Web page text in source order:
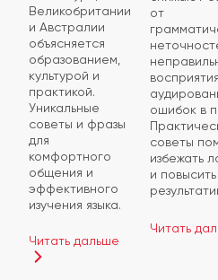
Великобритании
и Австралии
объясняется
образованием,
культурой и
практикой.
Уникальные
советы и фразы
для
комфортного
общения и
эффективного
изучения языка.
Читать дальше
от
восприятия
ошибок в
советы
избежать
и повысить
Читать